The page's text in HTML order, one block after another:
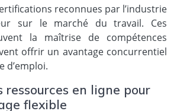
reconnues par l’industrie
sur le marché du travail. Ces
la maîtrise de compétences
offrir un avantage concurrentiel
d’emploi.
en ligne pour
flexible